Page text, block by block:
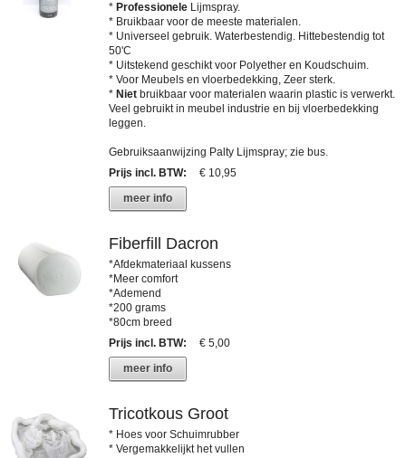
* Professionele Lijmspray.
* Bruikbaar voor de meeste materialen.
* Universeel gebruik. Waterbestendig. Hittebestendig tot
50'C
* Uitstekend geschikt voor Polyether en Koudschuim.
* Voor Meubels en vloerbedekking, Zeer sterk.
* Niet bruikbaar voor materialen waarin plastic is verwerkt.
Veel gebruikt in meubel industrie en bij vloerbedekking
leggen.
Gebruiksaanwijzing Palty Lijmspray; zie bus.
Prijs incl. BTW:
€ 10,95
meer info
Fiberfill Dacron
*Afdekmateriaal kussens
*Meer comfort
*Ademend
*200 grams
*80cm breed
Prijs incl. BTW:
€ 5,00
meer info
Tricotkous Groot
* Hoes voor Schuimrubber
* Vergemakkelijkt het vullen